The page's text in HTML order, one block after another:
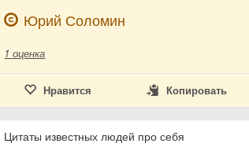
Юрий Соломин
1 оценка
Нравится Копировать
Цитаты известных людей про себя